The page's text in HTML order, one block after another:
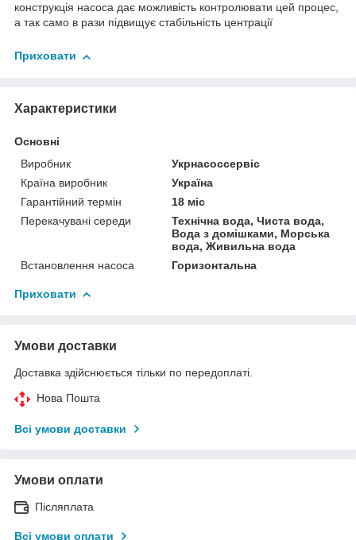
конструкція насоса дає можливість контролювати цей процес,
а так само в рази підвищує стабільність центрації
Приховати
Характеристики
Основні
Виробник
Укрнасоссервіс
Країна виробник
Україна
Гарантійний термін
18 міс
Перекачувані середи
Технічна вода, Чиста вода,
Вода з домішками, Морська
вода, Живильна вода
Встановлення насоса
Горизонтальна
Приховати
Умови доставки
Доставка здійснюється тільки по передоплаті.
Нова Пошта
Всі умови доставки
Умови оплати
Післяплата
Всі умови оплати